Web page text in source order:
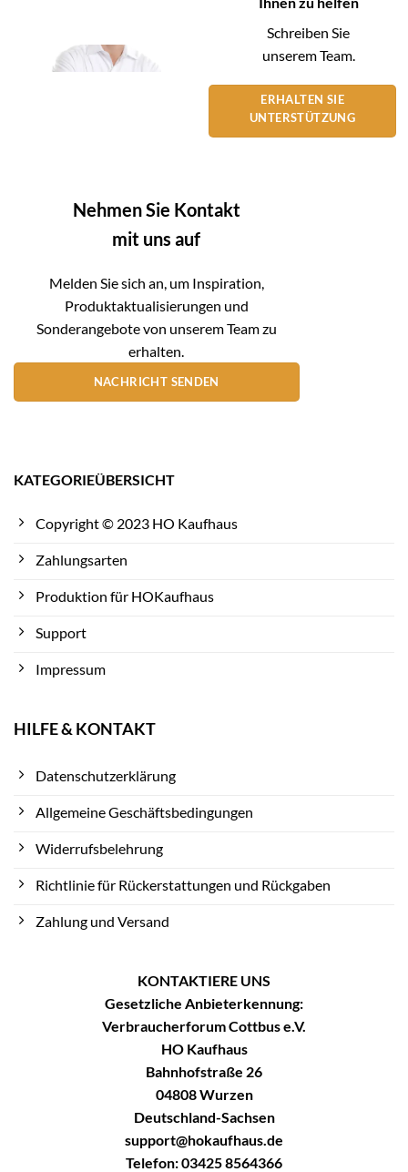
Schreiben Sie
unserem Team.
ERHALTEN SIE
UNTERSTÜTZUNG
Nehmen Sie Kontakt
mit uns auf
Melden Sie sich an, um Inspiration,
Produktaktualisierungen und
Sonderangebote von unserem Team zu
erhalten.
NACHRICHT SENDEN
KATEGORIEÜBERSICHT
Copyright © 2023 HO Kaufhaus
Zahlungsarten
Produktion für HOKaufhaus
Support
Impressum
HILFE & KONTAKT
Datenschutzerklärung
Allgemeine Geschäftsbedingungen
Widerrufsbelehrung
Richtlinie für Rückerstattungen und Rückgaben
Zahlung und Versand
KONTAKTIERE UNS
Gesetzliche Anbieterkennung:
Verbraucherforum Cottbus e.V.
HO Kaufhaus
Bahnhofstraße 26
04808 Wurzen
Deutschland-Sachsen
support@hokaufhaus.de
Telefon: 03425 8564366